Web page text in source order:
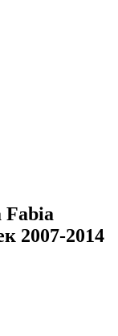
2007-2014